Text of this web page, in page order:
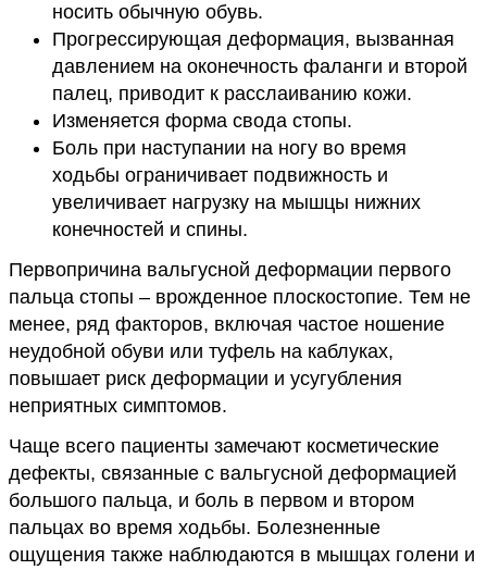
носить обычную обувь.
Прогрессирующая деформация, вызванная
давлением на оконечность фаланги и второй
палец, приводит к расслаиванию кожи.
Изменяется форма свода стопы.
Боль при наступании на ногу во время
ходьбы ограничивает подвижность и
увеличивает нагрузку на мышцы нижних
конечностей и спины.
Первопричина вальгусной деформации первого
пальца стопы – врожденное плоскостопие. Тем не
менее, ряд факторов, включая частое ношение
неудобной обуви или туфель на каблуках,
повышает риск деформации и усугубления
неприятных симптомов.
Чаще всего пациенты замечают косметические
дефекты, связанные с вальгусной деформацией
большого пальца, и боль в первом и втором
пальцах во время ходьбы. Болезненные
ощущения также наблюдаются в мышцах голени и